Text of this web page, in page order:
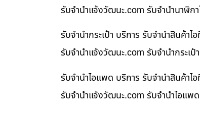
รับจํานําแจ้งวัฒนะ.com รับจำนำนาฬิก
รับจำนำกระเป๋า บริการ รับจำนำสินค้า
รับจํานําแจ้งวัฒนะ.com รับจำนำกระเ
รับจำนำไอแพด บริการ รับจำนำสินค้า
รับจํานําแจ้งวัฒนะ.com รับจำนำไอแพ